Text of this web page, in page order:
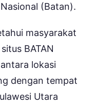
(Batan).
masyarakat
BATAN
lokasi
dengan tempat
Utara